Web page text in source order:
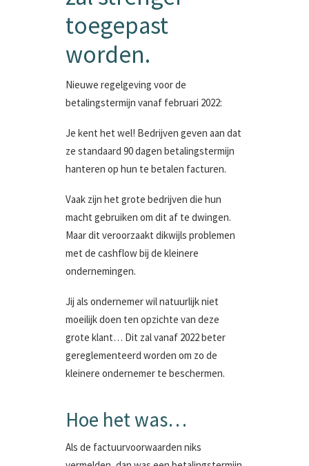
toegepast
worden.
Nieuwe regelgeving voor de
betalingstermijn vanaf februari 2022:
Je kent het wel! Bedrijven geven aan dat
ze standaard 90 dagen betalingstermijn
hanteren op hun te betalen facturen.
Vaak zijn het grote bedrijven die hun
macht gebruiken om dit af te dwingen.
Maar dit veroorzaakt dikwijls problemen
met de cashflow bij de kleinere
ondernemingen.
Jij als ondernemer wil natuurlijk niet
moeilijk doen ten opzichte van deze
grote klant… Dit zal vanaf 2022 beter
gereglementeerd worden om zo de
kleinere ondernemer te beschermen.
Hoe het was…
Als de factuurvoorwaarden niks